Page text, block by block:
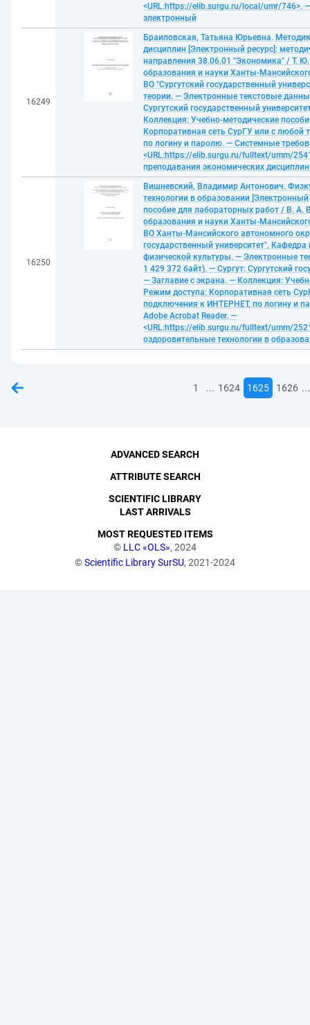
<URL:https://elib.surgu.ru/local/umr/746>.
электронный
16249
Браиловская, Татьяна Юрьевна.
дисциплин [Электронный ресурс]:
направления 38.06.01 "Экономика" / Т.
образования и науки Ханты-
ВО "Сургутский государственный
теории. — Электронные текстовые
Сургутский государственный
Коллекция: Учебно-методические
Корпоративная сеть СурГУ или с
по логину и паролю. — Системные
<URL:https://elib.surgu.ru/fulltext/umm/
преподавания экономических
16250
Вишневский, Владимир Антонович.
технологии в образовании
пособие для лабораторных работ / В. А.
образования и науки Ханты-
ВО Ханты-Мансийского автономного
государственный университет",
физической культуры. — Электронные
1 429 372 байт). — Сургут: Сургутский
— Заглавие с экрана. — Коллекция:
Режим доступа: Корпоративная сеть
подключения к ИНТЕРНЕТ, по логину и
Adobe Acrobat Reader. —
<URL:https://elib.surgu.ru/fulltext/umm/
оздоровительные технологии в
1 ... 1624 1625 1626 ...
© LLC «OLS», 2024
©Scientific Library SurSU, 2021-2024
ADVANCED SEARCH
ATTRIBUTE SEARCH
SCIENTIFIC LIBRARY
LAST ARRIVALS
MOST REQUESTED ITEMS